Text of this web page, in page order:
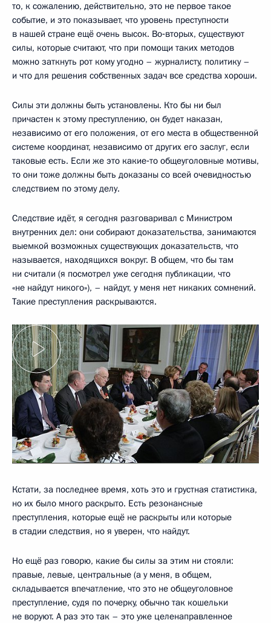
то, к сожалению, действительно, это не первое такое
событие, и это показывает, что уровень преступности
в нашей стране ещё очень высок. Во‑вторых, существуют
силы, которые считают, что при помощи таких методов
можно заткнуть рот кому угодно – журналисту, политику –
и что для решения собственных задач все средства хороши.
Силы эти должны быть установлены. Кто бы ни был
причастен к этому преступлению, он будет наказан,
независимо от его положения, от его места в общественной
системе координат, независимо от других его заслуг, если
таковые есть. Если же это какие‑то общеуголовные мотивы,
то они тоже должны быть доказаны со всей очевидностью
следствием по этому делу.
Следствие идёт, я сегодня разговаривал с Министром
внутренних дел: они собирают доказательства, занимаются
выемкой возможных существующих доказательств, что
называется, находящихся вокруг. В общем, что бы там
ни считали (я посмотрел уже сегодня публикации, что
«не найдут никого»), – найдут, у меня нет никаких сомнений.
Такие преступления раскрываются.
Кстати, за последнее время, хоть это и грустная статистика,
но их было много раскрыто. Есть резонансные
преступления, которые ещё не раскрыты или которые
в стадии следствия, но я уверен, что найдут.
Но ещё раз говорю, какие бы силы за этим ни стояли:
правые, левые, центральные (а у меня, в общем,
складывается впечатление, что это не общеуголовное
преступление, судя по почерку, обычно так кошельки
не воруют. А раз это так – это уже целенаправленное